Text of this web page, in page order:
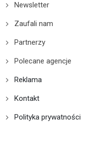
Newsletter
Zaufali nam
Partnerzy
Polecane agencje
Reklama
Kontakt
Polityka prywatności